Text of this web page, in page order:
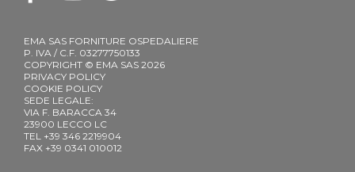
EMA SAS FORNITURE OSPEDALIERE
P. IVA / C.F. 03277750133
COPYRIGHT © EMA SAS 2026
PRIVACY POLICY
COOKIE POLICY
SEDE LEGALE:
VIA F. BARACCA 34
23900 LECCO LC
TEL +39 346 2219904
FAX +39 0341 010012